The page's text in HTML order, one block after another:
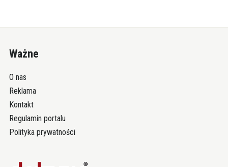
Ważne
O nas
Reklama
Kontakt
Regulamin portalu
Polityka prywatności